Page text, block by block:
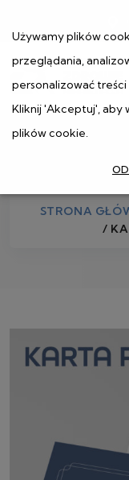
STRONA
/
Używamy plików
przeglądania,
personalizować
Kliknij 'Akceptuj', aby
plików cookie.